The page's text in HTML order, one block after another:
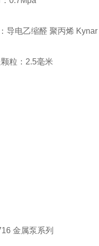
导电乙缩醛 聚丙烯 Kynar
粒：2.5毫米
金属泵系列